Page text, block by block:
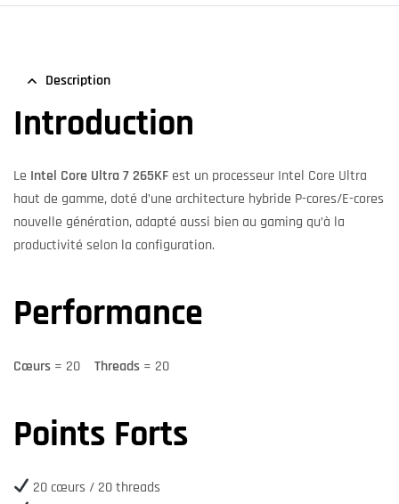
Description
Introduction
Le Intel Core Ultra 7 265KF est un processeur Intel Core Ultra
haut de gamme, doté d’une architecture hybride P-cores/E-cores
nouvelle génération, adapté aussi bien au gaming qu’à la
productivité selon la configuration.
Performance
Cœurs = 20 Threads = 20
Points Forts
20 cœurs / 20 threads